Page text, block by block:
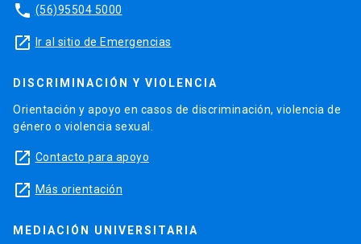
phone (56)95504 5000
launch Ir al sitio de Emergencias
DISCRIMINACIÓN Y VIOLENCIA
Orientación y apoyo en casos de discriminación, violencia de
género o violencia sexual.
launch Contacto para apoyo
launch Más orientación
MEDIACIÓN UNIVERSITARIA